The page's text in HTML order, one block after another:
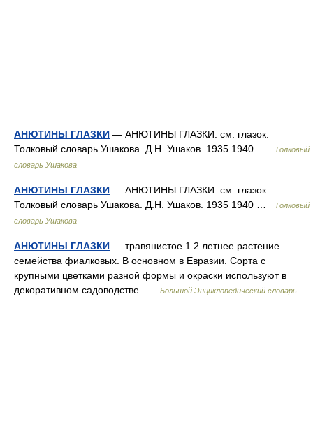
АНЮТИНЫ ГЛАЗКИ — АНЮТИНЫ ГЛАЗКИ. см. глазок.
Толковый словарь Ушакова. Д.Н. Ушаков. 1935 1940 …
Толковый
словарь Ушакова
АНЮТИНЫ ГЛАЗКИ — АНЮТИНЫ ГЛАЗКИ. см. глазок.
Толковый словарь Ушакова. Д.Н. Ушаков. 1935 1940 …
Толковый
словарь Ушакова
АНЮТИНЫ ГЛАЗКИ — травянистое 1 2 летнее растение
семейства фиалковых. В основном в Евразии. Сорта с
крупными цветками разной формы и окраски используют в
декоративном садоводстве …
Большой Энциклопедический словарь